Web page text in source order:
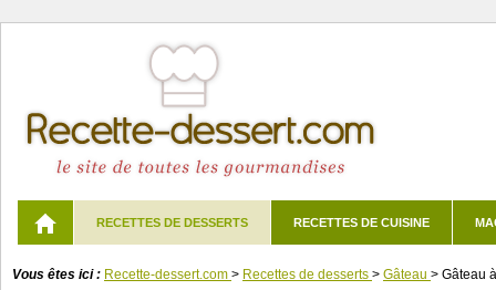
RECETTES DE DESSERTS RECETTES DE CUISINE
Vous êtes ici : Recette-dessert.com > Recettes de desserts > Gâteau > Gâteau